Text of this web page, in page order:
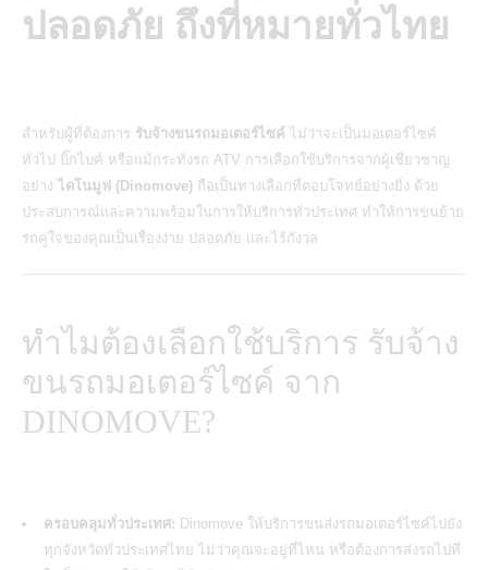
ปลอดภัย ถึงที่หมายทั่วไทย
สำหรับผู้ที่ต้องการ รับจ้างขนรถมอเตอร์ไซค์ ไม่ว่าจะเป็นมอเตอร์ไซค์
ทั่วไป บิ๊กไบค์ หรือแม้กระทั่งรถ ATV การเลือกใช้บริการจากผู้เชี่ยวชาญ
อย่าง ไดโนมูฟ (Dinomove) ถือเป็นทางเลือกที่ตอบโจทย์อย่างยิ่ง ด้วย
ประสบการณ์และความพร้อมในการให้บริการทั่วประเทศ ทำให้การขนย้าย
รถคู่ใจของคุณเป็นเรื่องง่าย ปลอดภัย และไร้กังวล
ทำไมต้องเลือกใช้บริการ รับจ้าง
ขนรถมอเตอร์ไซค์ จาก
DINOMOVE?
ครอบคลุมทั่วประเทศ: Dinomove ให้บริการขนส่งรถมอเตอร์ไซค์ไปยัง
ทุกจังหวัดทั่วประเทศไทย ไม่ว่าคุณจะอยู่ที่ไหน หรือต้องการส่งรถไปที่